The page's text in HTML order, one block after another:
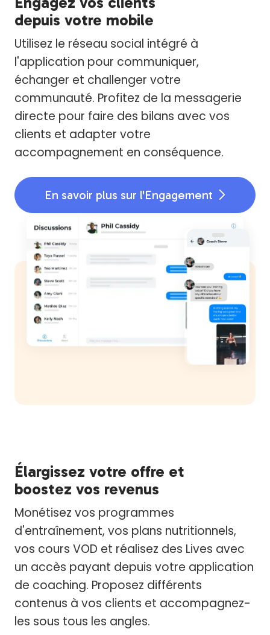
depuis votre mobile
Utilisez le réseau social intégré à
l'application pour communiquer,
échanger et challenger votre
communauté. Profitez de la messagerie
directe pour faire des bilans avec vos
clients et adapter votre
accompagnement en conséquence.
En savoir plus sur l'Engagement 
Élargissez votre offre et
boostez vos revenus
Monétisez vos programmes
d'entraînement, vos plans nutritionnels,
vos cours VOD et réalisez des Lives avec
un accès payant depuis votre application
de coaching. Proposez différents
contenus à vos clients et accompagnez-
les sous tous les angles.